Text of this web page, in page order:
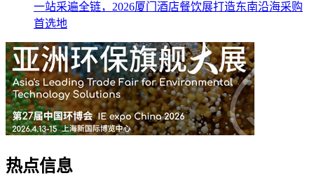
一站采遍全链，2026厦门酒店餐饮展打造东南沿海采购
首选地
热点信息